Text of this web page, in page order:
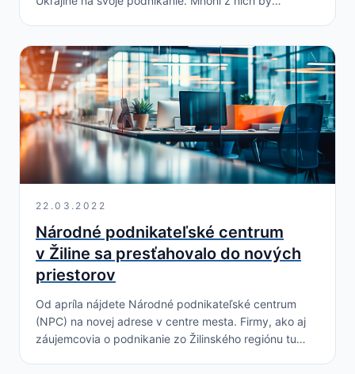
22.03.2022
Národné podnikateľské centrum
v Žiline sa presťahovalo do nových
priestorov
Od apríla nájdete Národné podnikateľské centrum
(NPC) na novej adrese v centre mesta. Firmy, ako aj
záujemcovia o podnikanie zo Žilinského regiónu tu